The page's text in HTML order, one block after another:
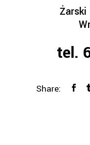
Żarski
tel.
Share: